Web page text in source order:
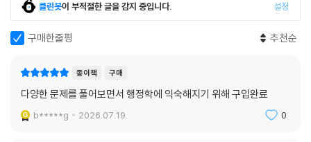
클린봇이 부적절한 글을 감지 중입니다. 설정
구매한줄평 추천순
종이책 구매
다양한 문제를 풀어보면서 행정학에 익숙해지기 위해 구입완료
b*****g 2026.07.19. 0